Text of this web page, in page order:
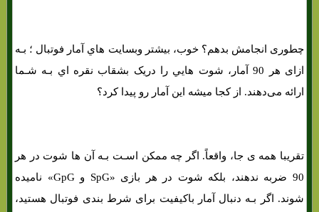
چطوری انجامش بدهم؟ خوب، بیشتر وبسایت هاي‌ آمار فوتبال ؛ بـه
ازای هر 90 آمار، شوت هایي را دریک بشقاب نقره اي بـه شـما
ارائه می‌دهند. از کجا میشه این آمار رو پیدا کرد؟
تقریبا همه ی جا، واقعاً. اگر چه ممکن اسـت بـه آن ها شوت در هر
90 ضربه ندهند، بلکه شوت در هر بازی «SpG و GpG» نامیده
شوند. اگر بـه دنبال آمار باکیفیت برای شرط بندی فوتبال هستید،